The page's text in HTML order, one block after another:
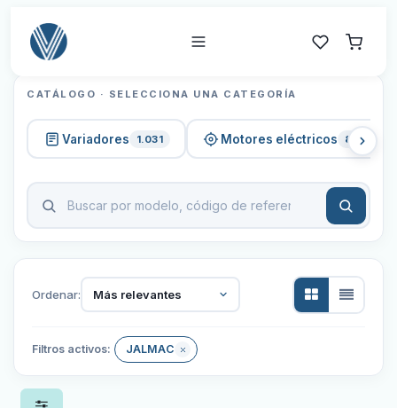
CATÁLOGO · SELECCIONA UNA CATEGORÍA
Variadores 1.031 Motores eléctricos 820
Ordenar: Más relevantes
Filtros activos: JALMAC